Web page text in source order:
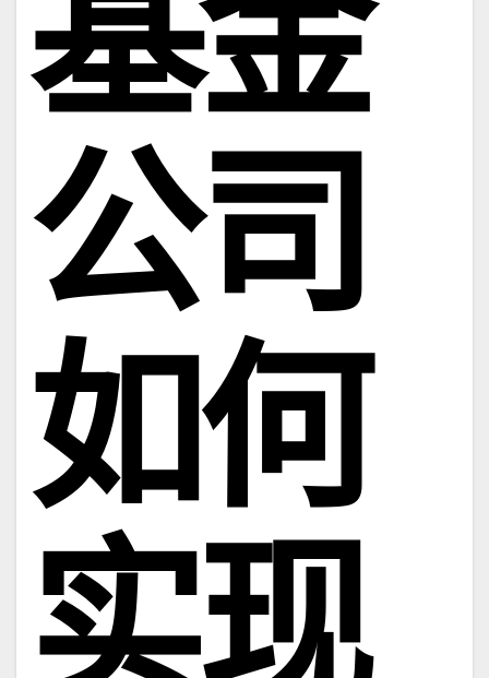
公司
如何
实现